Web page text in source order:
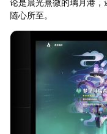
论是晨光熹微的璃月港
随心所至。